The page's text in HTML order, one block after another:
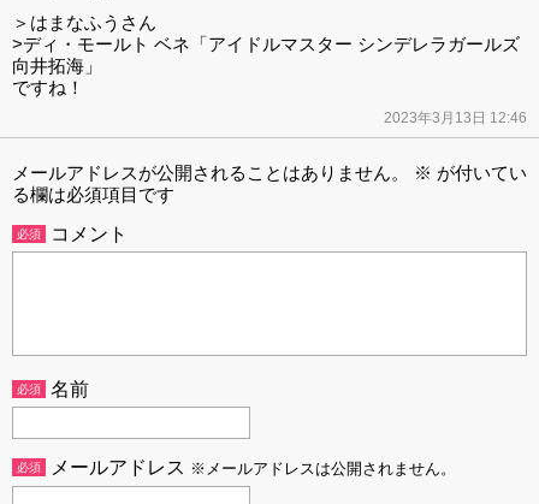
＞はまなふうさん
>ディ・モールト ベネ「アイドルマスター シンデレラガールズ
向井拓海」
ですね！
2023年3月13日 12:46
メールアドレスが公開されることはありません。 ※ が付いてい
る欄は必須項目です
必須 コメント
必須 名前
必須 メールアドレス ※メールアドレスは公開されません。